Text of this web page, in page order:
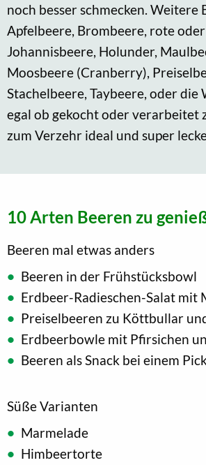
noch besser schmecken. Weitere
Apfelbeere, Brombeere, rote
Johannisbeere, Holunder,
Moosbeere (Cranberry),
Stachelbeere, Taybeere, oder die
egal ob gekocht oder verarbeitet
zum Verzehr ideal und super
10 Arten Beeren zu
Beeren mal etwas anders
Beeren in der Frühstücksbowl
Erdbeer-Radieschen-Salat mit
Preiselbeeren zu Köttbullar
Erdbeerbowle mit Pfirsichen
Beeren als Snack bei einem
Süße Varianten
Marmelade
Himbeertorte